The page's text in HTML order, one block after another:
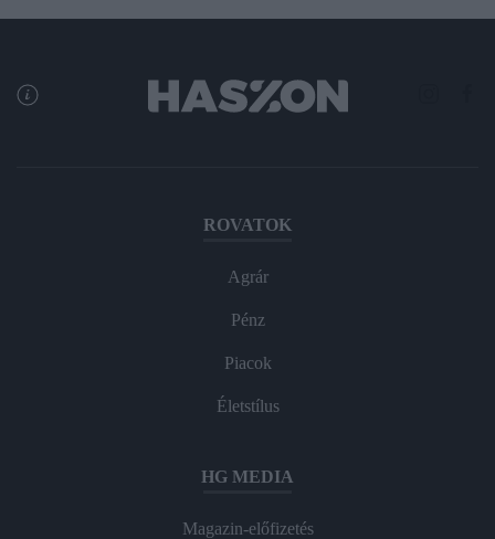
ROVATOK
Agrár
Pénz
Piacok
Életstílus
HG MEDIA
Magazin-előfizetés